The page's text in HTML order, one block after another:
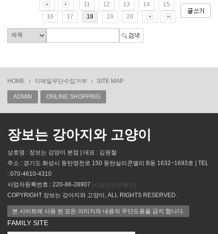
11 12 13 14
15
16
17 18 19 20
HOME 이메일무단수집거부 SITE MAP
ADMIN ONLINE SHOPPING
장보는 강아지와 고양이
상호명 : 장보는 강양이 본점 | 대표 : 김원철
주소 : 경기도 화성시 동탄영천로 150 동탄실리콘앨리 B동 1632~1693호 | TEL
: 070-4610-4310
사업자등록번호 : 220-86-28907 [사업자정보확인]
COPYRIGHT 장보는 강아지와 고양이, ALL RIGHTS RESERVED.
본 사이트에 사용 된 모든 이미지와 내용의 무단도용을 금지 합니다.
FAMILY SITE